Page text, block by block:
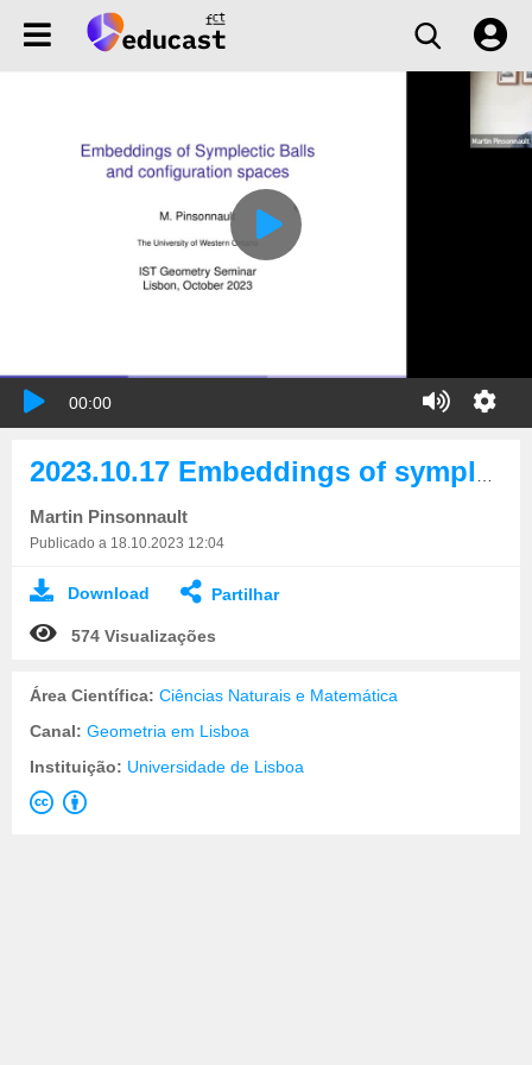
00:00
Martin Pinsonnault
Publicado a 18.10.2023 12:04
Download Partilhar
574 Visualizações
Área Científica: Ciências Naturais e Matemática
Canal: Geometria em Lisboa
Instituição: Universidade de Lisboa